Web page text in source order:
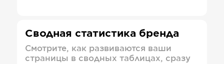
Сводная статистика бренда
Смотрите, как развиваются ваши
страницы в сводных таблицах, сразу